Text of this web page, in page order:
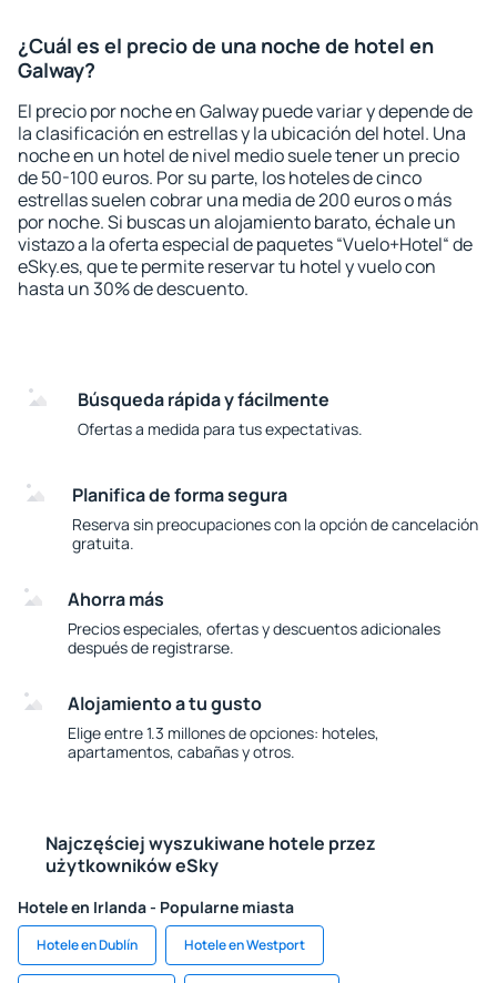
¿Cuál es el precio de una noche de hotel en
Galway?
El precio por noche en Galway puede variar y depende de
la clasificación en estrellas y la ubicación del hotel. Una
noche en un hotel de nivel medio suele tener un precio
de 50-100 euros. Por su parte, los hoteles de cinco
estrellas suelen cobrar una media de 200 euros o más
por noche. Si buscas un alojamiento barato, échale un
vistazo a la oferta especial de paquetes “Vuelo+Hotel“ de
eSky.es, que te permite reservar tu hotel y vuelo con
hasta un 30% de descuento.
Búsqueda rápida y fácilmente
Ofertas a medida para tus expectativas.
Planifica de forma segura
Reserva sin preocupaciones con la opción de cancelación
gratuita.
Ahorra más
Precios especiales, ofertas y descuentos adicionales
después de registrarse.
Alojamiento a tu gusto
Elige entre 1.3 millones de opciones: hoteles,
apartamentos, cabañas y otros.
Najczęściej wyszukiwane hotele przez
użytkowników eSky
Hotele en Irlanda - Popularne miasta
Hotele en Dublín Hotele en Westport